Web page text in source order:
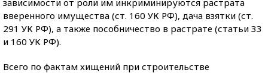
зависимости от роли им инкриминируются растрата
вверенного имущества (ст. 160 УК РФ), дача взятки (ст.
291 УК РФ), а также пособничество в растрате (статьи 33
и 160 УК РФ).
Всего по фактам хищений при строительстве